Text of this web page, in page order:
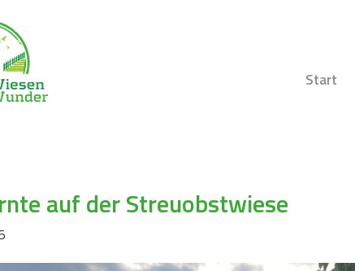
Start
auf der Streuobstwiese